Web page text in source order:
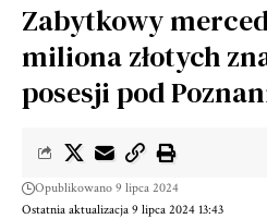
Zabytkowy
miliona złotych
posesji pod
Ostatnia aktualizacja 9 lipca 2024 13:43
Opublikowano 9 lipca 2024